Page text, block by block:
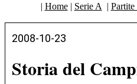
| Home| Serie A |
2008-10-23
Storia del